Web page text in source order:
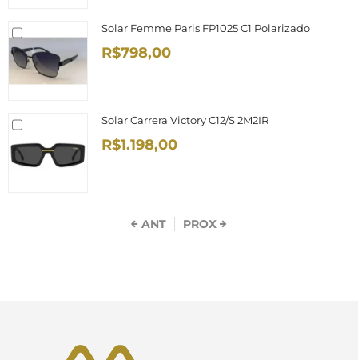
Solar Femme Paris FP1025 C1 Polarizado
R$798,00
Solar Carrera Victory C12/S 2M2IR
R$1.198,00
ANT PROX